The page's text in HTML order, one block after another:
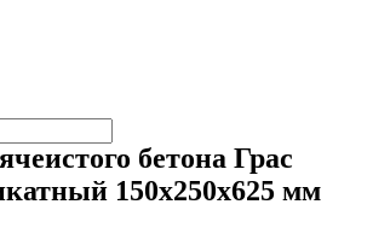
бетона Грас
150х250х625 мм